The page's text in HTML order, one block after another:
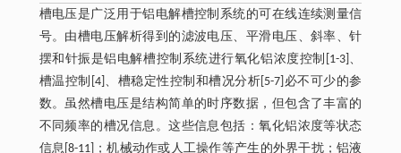
槽电压是广泛用于铝电解槽控制系统的可在线连续测量信
号。由槽电压解析得到的滤波电压、平滑电压、斜率、针
摆和针振是铝电解槽控制系统进行氧化铝浓度控制[1-3]、
槽温控制[4]、槽稳定性控制和槽况分析[5-7]必不可少的参
数。虽然槽电压是结构简单的时序数据，但包含了丰富的
不同频率的槽况信息。这些信息包括：氧化铝浓度等状态
信息[8-11]；机械动作或人工操作等产生的外界干扰；铝液